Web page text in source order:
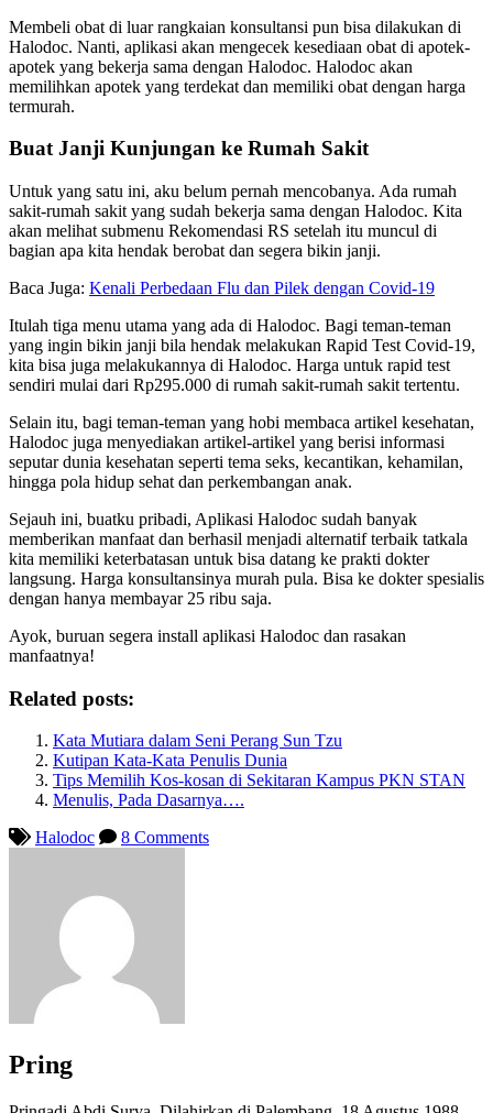
Membeli obat di luar rangkaian konsultansi pun bisa dilakukan di
Halodoc. Nanti, aplikasi akan mengecek kesediaan obat di apotek-
apotek yang bekerja sama dengan Halodoc. Halodoc akan
memilihkan apotek yang terdekat dan memiliki obat dengan harga
termurah.
Buat Janji Kunjungan ke Rumah Sakit
Untuk yang satu ini, aku belum pernah mencobanya. Ada rumah
sakit-rumah sakit yang sudah bekerja sama dengan Halodoc. Kita
akan melihat submenu Rekomendasi RS setelah itu muncul di
bagian apa kita hendak berobat dan segera bikin janji.
Baca Juga: Kenali Perbedaan Flu dan Pilek dengan Covid-19
Itulah tiga menu utama yang ada di Halodoc. Bagi teman-teman
yang ingin bikin janji bila hendak melakukan Rapid Test Covid-19,
kita bisa juga melakukannya di Halodoc. Harga untuk rapid test
sendiri mulai dari Rp295.000 di rumah sakit-rumah sakit tertentu.
Selain itu, bagi teman-teman yang hobi membaca artikel kesehatan,
Halodoc juga menyediakan artikel-artikel yang berisi informasi
seputar dunia kesehatan seperti tema seks, kecantikan, kehamilan,
hingga pola hidup sehat dan perkembangan anak.
Sejauh ini, buatku pribadi, Aplikasi Halodoc sudah banyak
memberikan manfaat dan berhasil menjadi alternatif terbaik tatkala
kita memiliki keterbatasan untuk bisa datang ke prakti dokter
langsung. Harga konsultansinya murah pula. Bisa ke dokter spesialis
dengan hanya membayar 25 ribu saja.
Ayok, buruan segera install aplikasi Halodoc dan rasakan
manfaatnya!
Related posts:
Kata Mutiara dalam Seni Perang Sun Tzu
Kutipan Kata-Kata Penulis Dunia
Tips Memilih Kos-kosan di Sekitaran Kampus PKN STAN
Menulis, Pada Dasarnya….
Halodoc
8 Comments
Pring